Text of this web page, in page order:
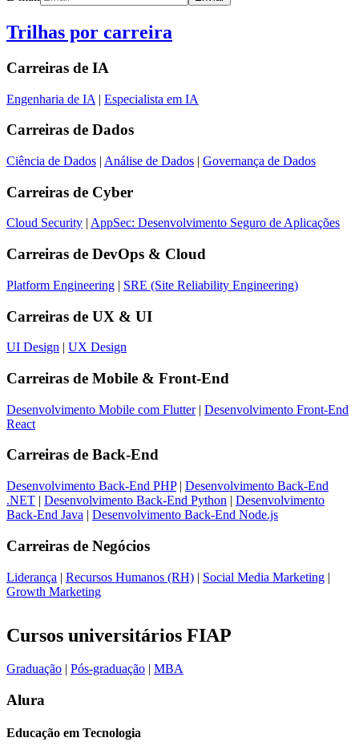
Trilhas por carreira
Carreiras de IA
Engenharia de IA | Especialista em IA
Carreiras de Dados
Ciência de Dados | Análise de Dados | Governança de Dados
Carreiras de Cyber
Cloud Security | AppSec: Desenvolvimento Seguro de Aplicações
Carreiras de DevOps & Cloud
Platform Engineering | SRE (Site Reliability Engineering)
Carreiras de UX & UI
UI Design | UX Design
Carreiras de Mobile & Front-End
Desenvolvimento Mobile com Flutter| Desenvolvimento Front-End
React
Carreiras de Back-End
Desenvolvimento Back-End PHP| Desenvolvimento Back-End
.NET | Desenvolvimento Back-End Python | Desenvolvimento
Back-End Java | Desenvolvimento Back-End Node.js
Carreiras de Negócios
Liderança | Recursos Humanos (RH) | Social Media Marketing |
Growth Marketing
Cursos universitários FIAP
Graduação Pós-graduação MBA
Alura
Educação em Tecnologia